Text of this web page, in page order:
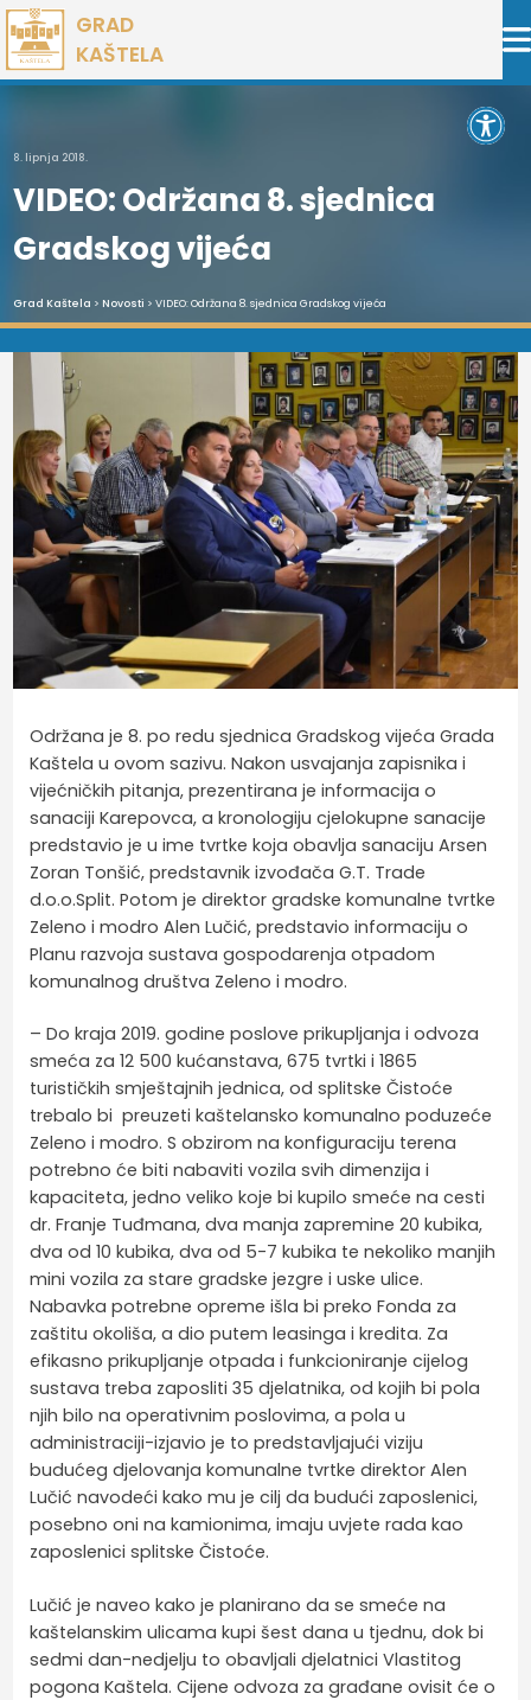
Preskoči
na
sadržaj
GRAD
KAŠTELA
8. lipnja 2018.
VIDEO: Održana 8. sjednica
Gradskog vijeća
Grad Kaštela > Novosti > VIDEO: Održana 8. sjednica Gradskog vijeća
Održana je 8. po redu sjednica Gradskog vijeća Grada
Kaštela u ovom sazivu. Nakon usvajanja zapisnika i
vijećničkih pitanja, prezentirana je informacija o
sanaciji Karepovca, a kronologiju cjelokupne sanacije
predstavio je u ime tvrtke koja obavlja sanaciju Arsen
Zoran Tonšić, predstavnik izvođača G.T. Trade
d.o.o.Split. Potom je direktor gradske komunalne tvrtke
Zeleno i modro Alen Lučić, predstavio informaciju o
Planu razvoja sustava gospodarenja otpadom
komunalnog društva Zeleno i modro.
– Do kraja 2019. godine poslove prikupljanja i odvoza
smeća za 12 500 kućanstava, 675 tvrtki i 1865
turističkih smještajnih jednica, od splitske Čistoće
trebalo bi preuzeti kaštelansko komunalno poduzeće
Zeleno i modro. S obzirom na konfiguraciju terena
potrebno će biti nabaviti vozila svih dimenzija i
kapaciteta, jedno veliko koje bi kupilo smeće na cesti
dr. Franje Tuđmana, dva manja zapremine 20 kubika,
dva od 10 kubika, dva od 5-7 kubika te nekoliko manjih
mini vozila za stare gradske jezgre i uske ulice.
Nabavka potrebne opreme išla bi preko Fonda za
zaštitu okoliša, a dio putem leasinga i kredita. Za
efikasno prikupljanje otpada i funkcioniranje cijelog
sustava treba zaposliti 35 djelatnika, od kojih bi pola
njih bilo na operativnim poslovima, a pola u
administraciji-izjavio je to predstavljajući viziju
budućeg djelovanja komunalne tvrtke direktor Alen
Lučić navodeći kako mu je cilj da budući zaposlenici,
posebno oni na kamionima, imaju uvjete rada kao
zaposlenici splitske Čistoće.
Lučić je naveo kako je planirano da se smeće na
kaštelanskim ulicama kupi šest dana u tjednu, dok bi
sedmi dan-nedjelju to obavljali djelatnici Vlastitog
pogona Kaštela. Cijene odvoza za građane ovisit će o